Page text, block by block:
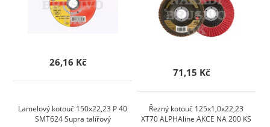
26,16 Kč
71,15 Kč
Lamelový kotouč 150x22,23 P 40
SMT624 Supra talířový
Řezný kotouč 125x1,0x22,23
XT70 ALPHAline AKCE NA 200 KS